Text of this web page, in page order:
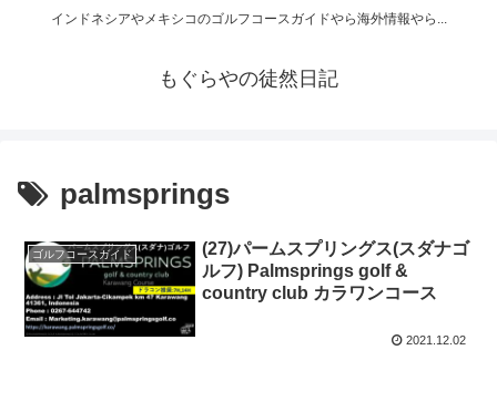
インドネシアやメキシコのゴルフコースガイドやら海外情報やら...
もぐらやの徒然日記
palmsprings
ゴルフコースガイド
(27)パームスプリングス(スダナゴ
ルフ) Palmsprings golf &
country club カラワンコース
2021.12.02